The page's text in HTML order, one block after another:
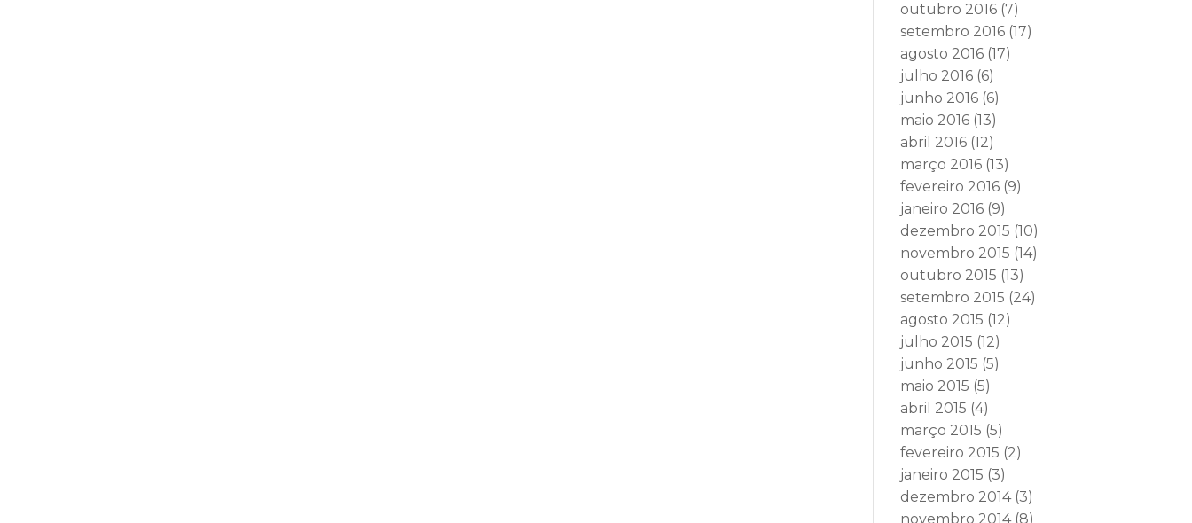
outubro 2016 (7)
setembro 2016 (17)
agosto 2016 (17)
julho 2016 (6)
junho 2016 (6)
maio 2016 (13)
abril 2016 (12)
março 2016 (13)
fevereiro 2016 (9)
janeiro 2016 (9)
dezembro 2015 (10)
novembro 2015 (14)
outubro 2015 (13)
setembro 2015 (24)
agosto 2015 (12)
julho 2015 (12)
junho 2015 (5)
maio 2015 (5)
abril 2015 (4)
março 2015 (5)
fevereiro 2015 (2)
janeiro 2015 (3)
dezembro 2014(3)
novembro 2014(8)